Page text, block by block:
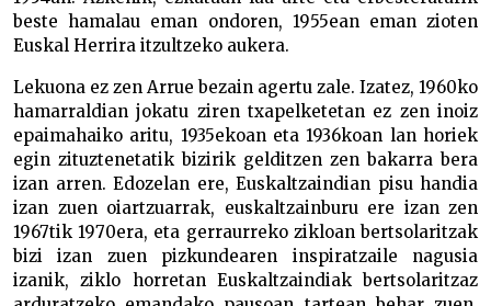
beste hamalau eman ondoren, 1955ean eman zioten
Euskal Herrira itzultzeko aukera.
Lekuona ez zen Arrue bezain agertu zale. Izatez, 1960ko
hamarraldian jokatu ziren txapelketetan ez zen inoiz
epaimahaiko aritu, 1935ekoan eta 1936koan lan horiek
egin zituztenetatik bizirik gelditzen zen bakarra bera
izan arren. Edozelan ere, Euskaltzaindian pisu handia
izan zuen oiartzuarrak, euskaltzainburu ere izan zen
1967tik 1970era, eta gerraurreko zikloan bertsolaritzak
bizi izan zuen pizkundearen inspiratzaile nagusia
izanik, ziklo horretan Euskaltzaindiak bertsolaritzaz